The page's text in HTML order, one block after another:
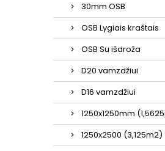
30mm OSB
OSB Lygiais kraštais
OSB Su išdroža
D20 vamzdžiui
D16 vamzdžiui
1250x1250mm
1250x2500 (3,125m2)